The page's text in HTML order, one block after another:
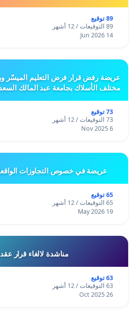
89 توقيع
89 التوقيعات / 12 أشهر
14 Jun 2026
عريضة رفض قرار فرض التعليم الميسّر
مختلف الأسلاك بجامعة عبد المالك
73 توقيع
73 التوقيعات / 12 أشهر
6 Nov 2025
عريضة في خصوص التجاوزات
65 توقيع
65 التوقيعات / 12 أشهر
19 May 2026
مناشدة لالغاء قرار
63 توقيع
63 التوقيعات / 12 أشهر
26 Oct 2025